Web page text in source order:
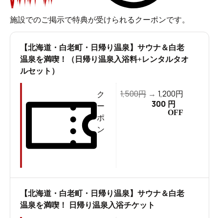
施設でのご掲示で特典が受けられるクーポンです。
【北海道・白老町・日帰り温泉】サウナ＆白老
温泉を満喫！（日帰り温泉入浴料+レンタルタオ
ルセット）
ク
ー
ポ
ン
1,500円 → 1,200円
300 円
OFF
【北海道・白老町・日帰り温泉】サウナ＆白老
温泉を満喫！ 日帰り温泉入浴チケット